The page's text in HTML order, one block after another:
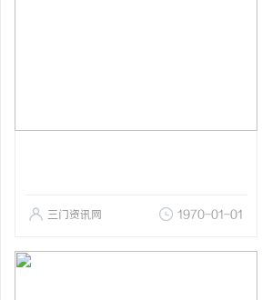
三门资讯网 1970-01-01